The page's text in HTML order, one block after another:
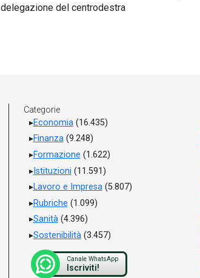
delegazione del centrodestra
Categorie
Economia(16.435)
Finanza(9.248)
Formazione (1.622)
Istituzioni (11.591)
Lavoro e Impresa(5.807)
Rubriche (1.099)
Sanità(4.396)
Sostenibilità(3.457)
Canale WhatsApp
Iscriviti!